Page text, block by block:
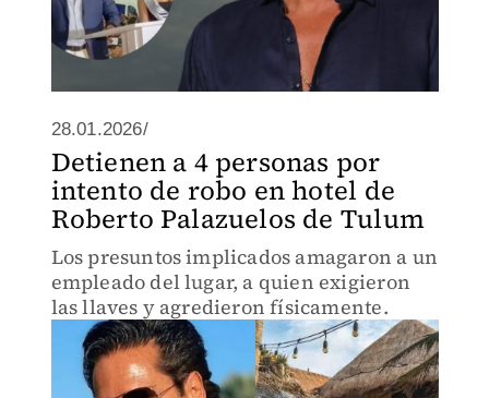
28.01.2026/
Detienen a 4 personas por
intento de robo en hotel de
Roberto Palazuelos de Tulum
Los presuntos implicados amagaron a un
empleado del lugar, a quien exigieron
las llaves y agredieron físicamente.